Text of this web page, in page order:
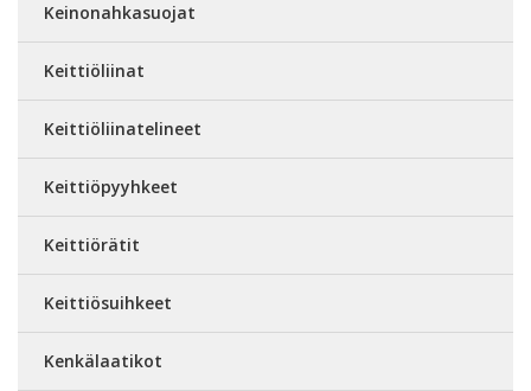
Keinonahkasuojat
Keittiöliinat
Keittiöliinatelineet
Keittiöpyyhkeet
Keittiörätit
Keittiösuihkeet
Kenkälaatikot